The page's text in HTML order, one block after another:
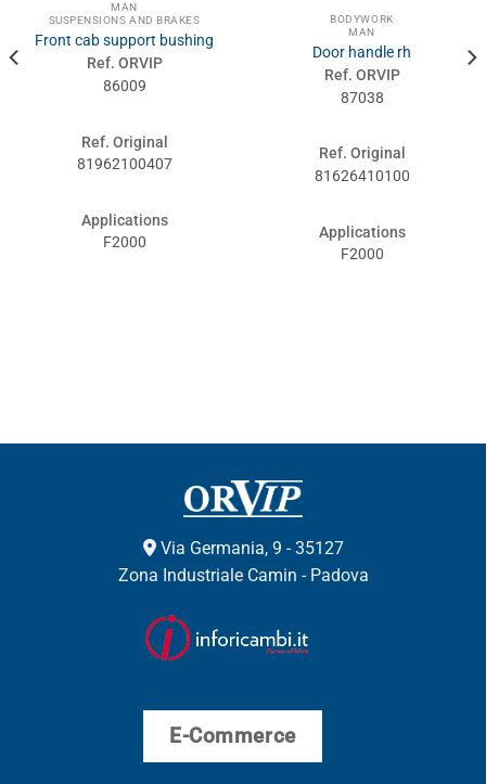
MAN
SUSPENSIONS AND BRAKES
Front cab support bushing
Ref. ORVIP
86009
Ref. Original
81962100407
Applications
F2000
BODYWORK
MAN
Door handle rh
Ref. ORVIP
87038
Ref. Original
81626410100
Applications
F2000
Via Germania, 9 - 35127
Zona Industriale Camin - Padova
E-Commerce